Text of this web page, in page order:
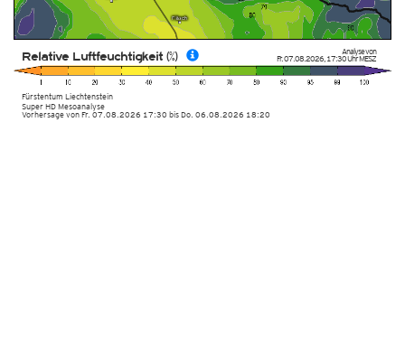
Analyse von
Fr. 07.08.2026,17:30 UhrMESZ
Fürstentum Liechtenstein
Super HD Mesoanalyse
Relative Luftfeuchtigkeit (%)
Vorhersage von Fr. 07.08.2026 17:30 bis Do. 06.08.2026 18:20